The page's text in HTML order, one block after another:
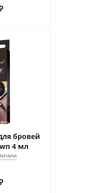
бровей
4 мл